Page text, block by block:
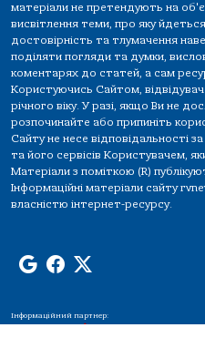
матеріали не претендують на
висвітлення теми, про яку
достовірність та тлумачення
поділяти погляди та думки,
коментарях до статей, а сам
Користуючись Сайтом,
річного віку. У разі, якщо Ви не
розпочинайте або припиніть
Сайту не несе відповідальності
та його сервісів Користувачем,
Матеріали з поміткою (R)
Інформаційні матеріали сайту
власністю інтернет-ресурсу.
Інформаційний партнер: